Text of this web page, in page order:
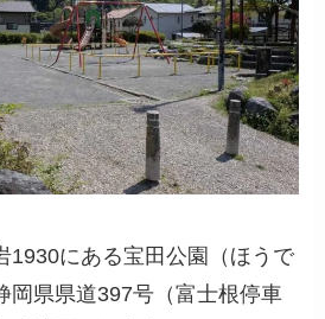
1930にある宝田公園（ほうで
岡県県道397号（富士根停車